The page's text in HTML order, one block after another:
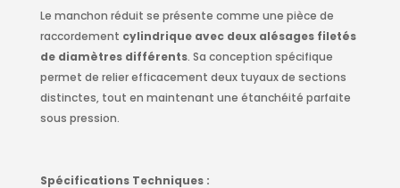
Le manchon réduit se présente comme une pièce de
raccordement cylindrique avec deux alésages filetés
de diamètres différents. Sa conception spécifique
permet de relier efficacement deux tuyaux de sections
distinctes, tout en maintenant une étanchéité parfaite
sous pression.
Spécifications Techniques :